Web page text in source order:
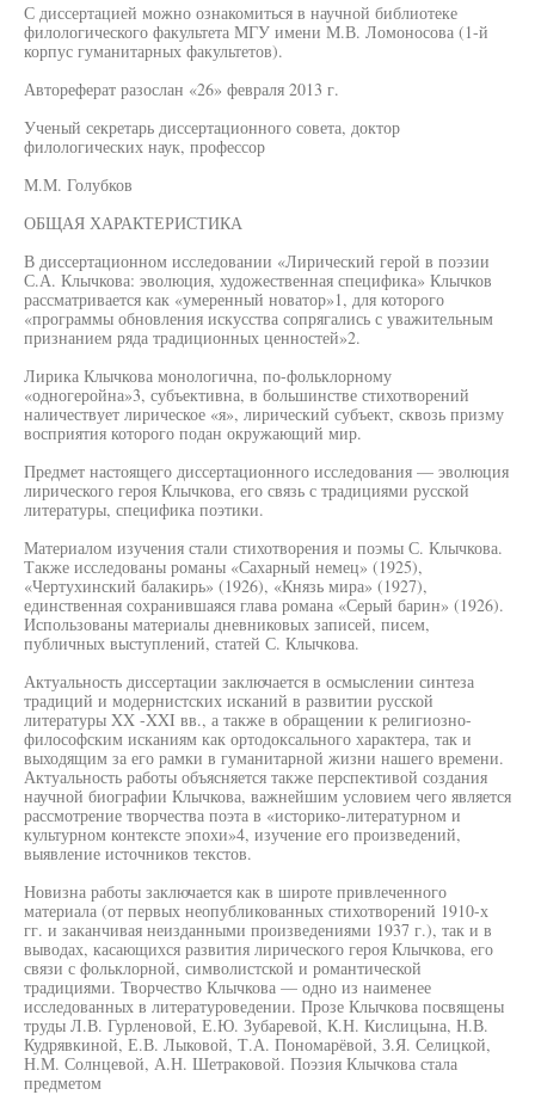
С диссертацией можно ознакомиться в научной библиотеке
филологического факультета МГУ имени М.В. Ломоносова (1-й
корпус гуманитарных факультетов).
Автореферат разослан «26» февраля 2013 г.
Ученый секретарь диссертационного совета, доктор
филологических наук, профессор
М.М. Голубков
ОБЩАЯ ХАРАКТЕРИСТИКА
В диссертационном исследовании «Лирический герой в поэзии
С.А. Клычкова: эволюция, художественная специфика» Клычков
рассматривается как «умеренный новатор»1, для которого
«программы обновления искусства сопрягались с уважительным
признанием ряда традиционных ценностей»2.
Лирика Клычкова монологична, по-фольклорному
«одногеройна»3, субъективна, в большинстве стихотворений
наличествует лирическое «я», лирический субъект, сквозь призму
восприятия которого подан окружающий мир.
Предмет настоящего диссертационного исследования — эволюция
лирического героя Клычкова, его связь с традициями русской
литературы, специфика поэтики.
Материалом изучения стали стихотворения и поэмы С. Клычкова.
Также исследованы романы «Сахарный немец» (1925),
«Чертухинский балакирь» (1926), «Князь мира» (1927),
единственная сохранившаяся глава романа «Серый барин» (1926).
Использованы материалы дневниковых записей, писем,
публичных выступлений, статей С. Клычкова.
Актуальность диссертации заключается в осмыслении синтеза
традиций и модернистских исканий в развитии русской
литературы XX -XXI вв., а также в обращении к религиозно-
философским исканиям как ортодоксального характера, так и
выходящим за его рамки в гуманитарной жизни нашего времени.
Актуальность работы объясняется также перспективой создания
научной биографии Клычкова, важнейшим условием чего является
рассмотрение творчества поэта в «историко-литературном и
культурном контексте эпохи»4, изучение его произведений,
выявление источников текстов.
Новизна работы заключается как в широте привлеченного
материала (от первых неопубликованных стихотворений 1910-х
гг. и заканчивая неизданными произведениями 1937 г.), так и в
выводах, касающихся развития лирического героя Клычкова, его
связи с фольклорной, символистской и романтической
традициями. Творчество Клычкова — одно из наименее
исследованных в литературоведении. Прозе Клычкова посвящены
труды Л.В. Гурленовой, Е.Ю. Зубаревой, К.Н. Кислицына, Н.В.
Кудрявкиной, Е.В. Лыковой, Т.А. Пономарёвой, З.Я. Селицкой,
Н.М. Солнцевой, А.Н. Шетраковой. Поэзия Клычкова стала
предметом